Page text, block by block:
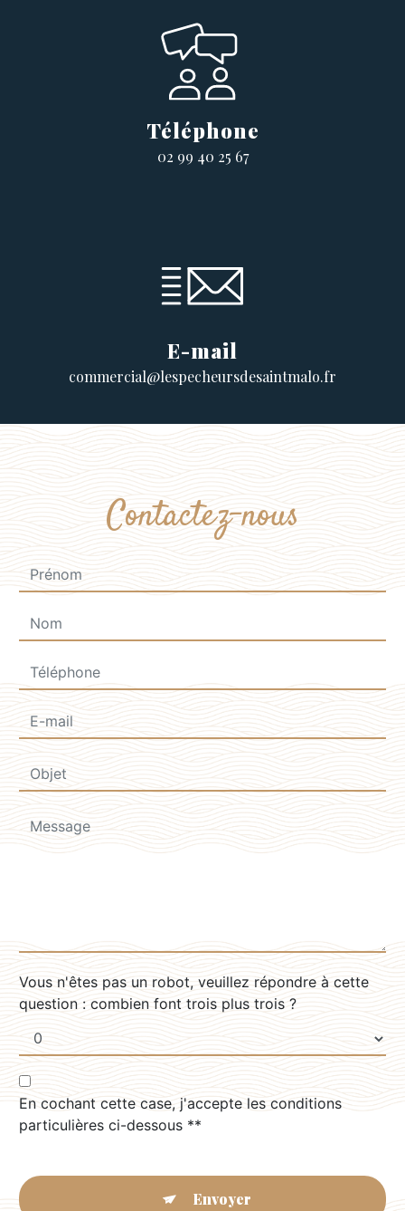
Téléphone
02 99 40 25 67
E-mail
commercial@lespecheursdesaintmalo.fr
Contactez-nous
Vous n'êtes pas un robot, veuillez répondre à cette
question : combien font trois plus trois ?
En cochant cette case, j'accepte les conditions
particulières ci-dessous **
Envoyer